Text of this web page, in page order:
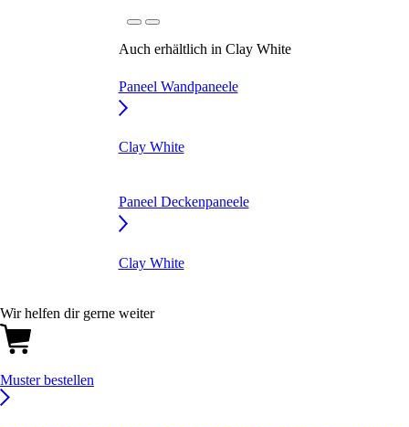
Auch erhältlich in Clay White
Paneel Wandpaneele
Clay White
Paneel Deckenpaneele
Clay White
Wir helfen dir gerne weiter
Muster bestellen